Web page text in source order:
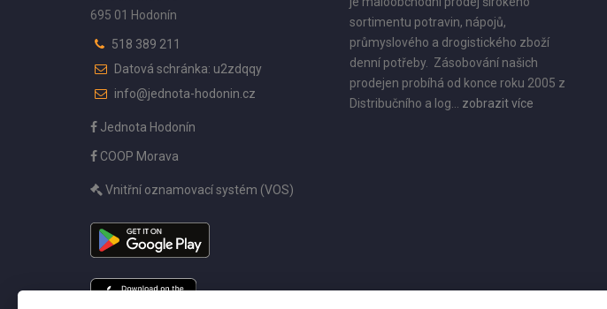
695 01 Hodonín
518 389 211
Datová schránka: u2zdqqy
info@jednota-hodonin.cz
Jednota Hodonín
COOP Morava
Vnitřní oznamovací systém (VOS)
sortimentu potravin, nápojů,
průmyslového a drogistického zboží
denní potřeby. Zásobování našich
prodejen probíhá od konce roku 2005 z
Distribučního a log... zobrazit více